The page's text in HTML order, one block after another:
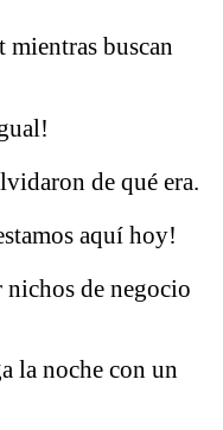
buscan
de qué era.
aquí hoy!
nichos de negocio
la noche con un